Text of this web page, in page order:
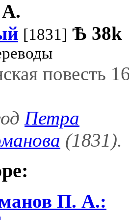
[1831] Ѣ 38k
повесть
Петра
(1831).
П. А.: